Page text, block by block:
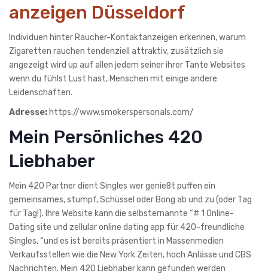
anzeigen Düsseldorf
Individuen hinter Raucher-Kontaktanzeigen erkennen, warum
Zigaretten rauchen tendenziell attraktiv, zusätzlich sie
angezeigt wird up auf allen jedem seiner ihrer Tante Websites
wenn du fühlst Lust hast, Menschen mit einige andere
Leidenschaften.
Adresse: https://www.smokerspersonals.com/
Mein Persönliches 420
Liebhaber
Mein 420 Partner dient Singles wer genießt puffen ein
gemeinsames, stumpf, Schüssel oder Bong ab und zu (oder Tag
für Tag!). Ihre Website kann die selbsternannte “# 1 Online-
Dating site und zellular online dating app für 420-freundliche
Singles, “und es ist bereits präsentiert in Massenmedien
Verkaufsstellen wie die New York Zeiten, hoch Anlässe und CBS
Nachrichten. Mein 420 Liebhaber kann gefunden werden